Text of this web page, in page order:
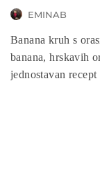
EMINAB
Banana kruh s
banana, hrskavih
jednostavan